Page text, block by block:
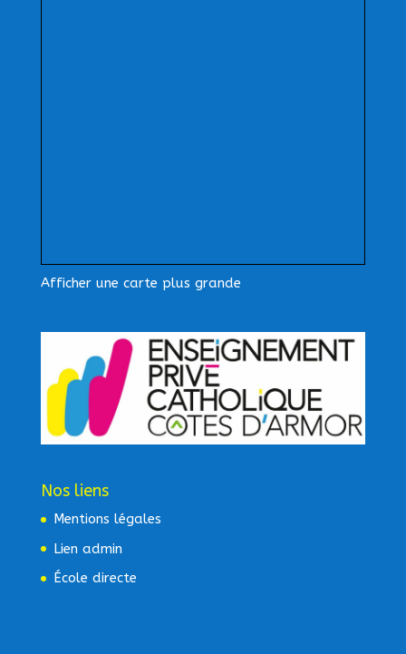
Afficher une carte plus grande
Nos liens
Mentions légales
Lien admin
École directe